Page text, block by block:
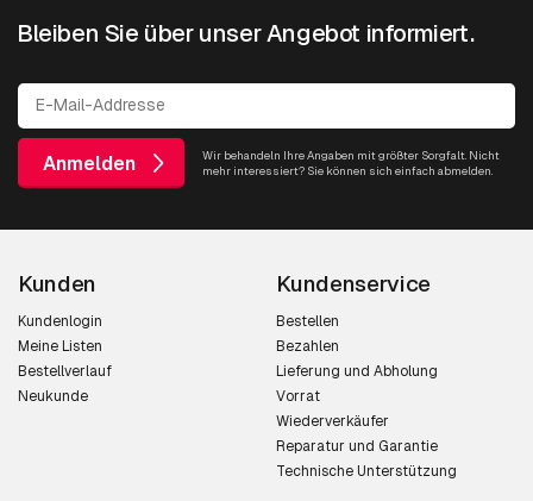
Bleiben Sie über unser Angebot informiert.
Anmelden
Wir behandeln Ihre Angaben mit größter Sorgfalt. Nicht
mehr interessiert? Sie können sich einfach abmelden.
Kunden
Kundenlogin
Meine Listen
Bestellverlauf
Neukunde
Kundenservice
Bestellen
Bezahlen
Lieferung und Abholung
Vorrat
Wiederverkäufer
Reparatur und Garantie
Technische Unterstützung